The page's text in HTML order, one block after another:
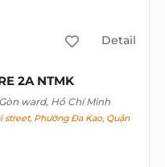
Detail
2A NTMK
ward, Hồ Chí Minh
Phường Đa Kao, Quận